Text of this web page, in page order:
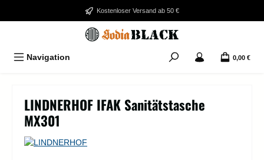
Zum Hauptinhalt springenKostenloser Versand ab 50 €
Navigation 0,00 €
LINDNERHOF IFAK Sanitätstasche
MX301